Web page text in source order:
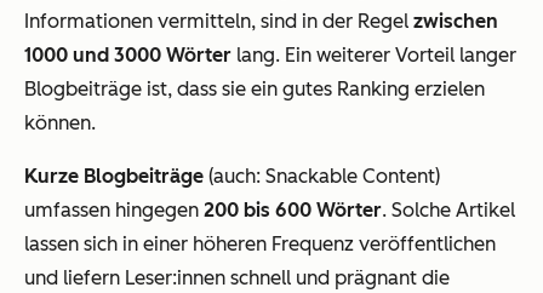
Informationen vermitteln, sind in der Regel zwischen
1000 und 3000 Wörter lang. Ein weiterer Vorteil langer
Blogbeiträge ist, dass sie ein gutes Ranking erzielen
können.
Kurze Blogbeiträge (auch: Snackable Content)
umfassen hingegen 200 bis 600 Wörter. Solche Artikel
lassen sich in einer höheren Frequenz veröffentlichen
und liefern Leser:innen schnell und prägnant die